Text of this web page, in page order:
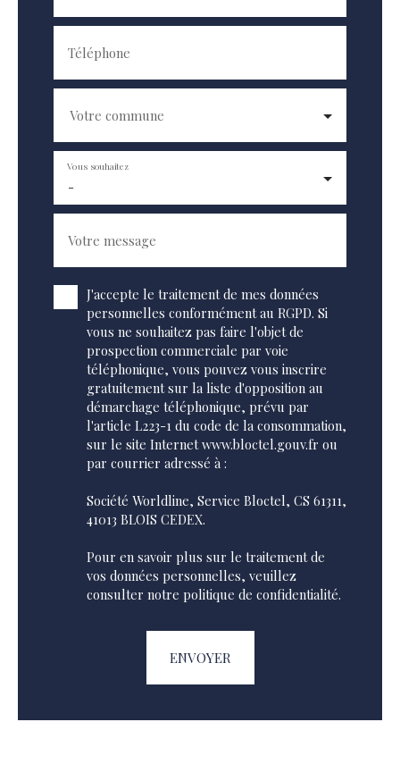
Téléphone
Votre commune
-
Vous souhaitez
Votre message
J'accepte le traitement de mes données
personnelles conformément au RGPD. Si
vous ne souhaitez pas faire l'objet de
prospection commerciale par voie
téléphonique, vous pouvez vous inscrire
gratuitement sur la liste d'opposition au
démarchage téléphonique, prévu par
l'article L223-1 du code de la consommation,
sur le site Internet www.bloctel.gouv.fr ou
par courrier adressé à :
Société Worldline, Service Bloctel, CS 61311,
41013 BLOIS CEDEX.
Pour en savoir plus sur le traitement de
vos données personnelles, veuillez
consulter notre politique de confidentialité.
ENVOYER